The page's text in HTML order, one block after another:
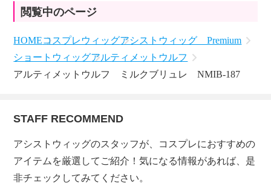
閲覧中のページ
HOMEコスプレウィッグアシストウィッグ Premium
ショートウィッグアルティメットウルフ
アルティメットウルフ ミルクブリュレ NMIB-187
STAFF RECOMMEND
アシストウィッグのスタッフが、コスプレにおすすめの
アイテムを厳選してご紹介！気になる情報があれば、是
非チェックしてみてください。